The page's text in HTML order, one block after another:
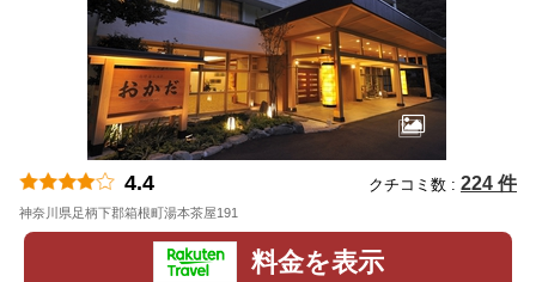
4.4 クチコミ数 : 224 件
神奈川県足柄下郡箱根町湯本茶屋191
料金を表示